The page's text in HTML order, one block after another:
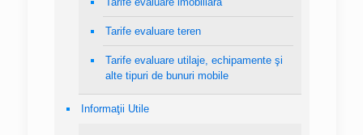
Tarife evaluare teren
Tarife evaluare utilaje, echipamente şi
alte tipuri de bunuri mobile
Informaţii Utile